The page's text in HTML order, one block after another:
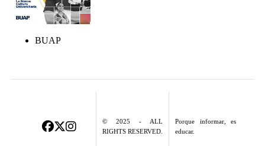
BUAP
© 2025 - ALL
RIGHTS RESERVED.
Porque informar, es
educar.